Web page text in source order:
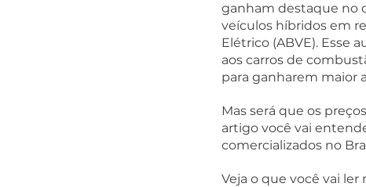
ganham destaque no
veículos híbridos em
Elétrico (ABVE). Esse
aos carros de
para ganharem maior
Mas será que os
artigo você vai
comercializados no
Veja o que você vai